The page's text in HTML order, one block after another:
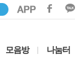
모음방 나눔터